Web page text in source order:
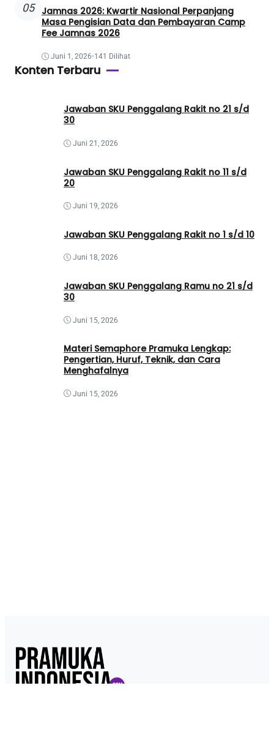
05
Jamnas 2026: Kwartir Nasional Perpanjang
Masa Pengisian Data dan Pembayaran Camp
Fee Jamnas 2026
Juni 1, 2026•141 Dilihat
Konten Terbaru
Jawaban SKU Penggalang Rakit no 21 s/d
30
Juni 21, 2026
Jawaban SKU Penggalang Rakit no 11 s/d
20
Juni 19, 2026
Jawaban SKU Penggalang Rakit no 1 s/d 10
Juni 18, 2026
Jawaban SKU Penggalang Ramu no 21 s/d
30
Juni 15, 2026
Materi Semaphore Pramuka Lengkap:
Pengertian, Huruf, Teknik, dan Cara
Menghafalnya
Juni 15, 2026